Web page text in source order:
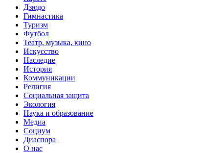
Дзюдо
Гимнастика
Туризм
Футбол
Театр, музыка, кино
Искусство
Наследие
История
Коммуникации
Религия
Социальная защита
Экология
Наука и образование
Медиа
Социум
Диаспора
О нас